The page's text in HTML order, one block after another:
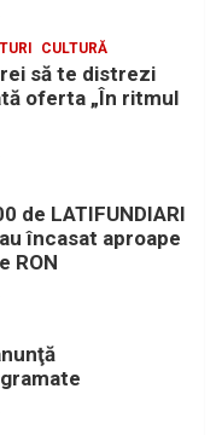
CULTURĂ
să te distrezi
oferta „În ritmul
de LATIFUNDIARI
încasat aproape
RON